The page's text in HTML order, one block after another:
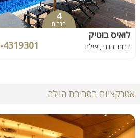
4
חדרים
לואיס בוטיק
דרום והנגב, אילת 4319301
אטרקציות בסביבת הוילה